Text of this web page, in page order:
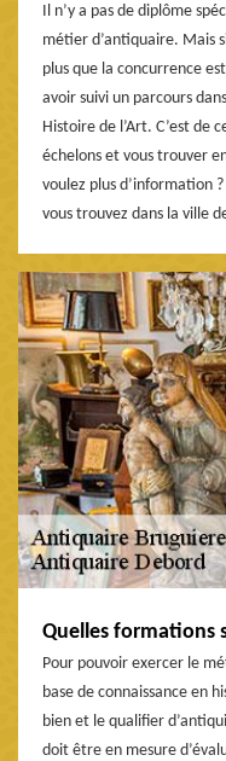
Il n’y a pas de diplôme
métier d’antiquaire. Mais
plus que la concurrence
avoir suivi un parcours
Histoire de l’Art. C’est de
échelons et vous trouver
voulez plus d’information
vous trouvez dans la ville
Quelles formations
Pour pouvoir exercer le
base de connaissance en
bien et le qualifier
doit être en mesure